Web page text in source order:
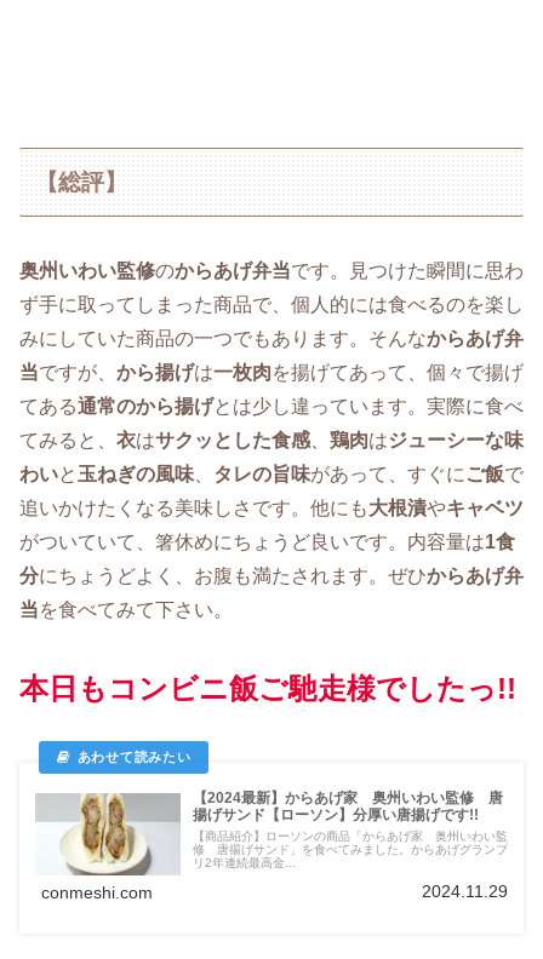
【総評】
奥州いわい監修のからあげ弁当です。見つけた瞬間に思わ
ず手に取ってしまった商品で、個人的には食べるのを楽し
みにしていた商品の一つでもあります。そんなからあげ弁
当ですが、 から揚げは一枚肉を揚げてあって、個々で揚げ
てある通常のから揚げとは少し違っています。実際に食べ
てみると、 衣はサクッとした食感 鶏肉はジューシーな味
わいと 玉ねぎの風味 タレの旨味があって、すぐに ご飯で
追いかけたくなる美味しさです。他にも大根漬やキャベツ
がついていて、箸休めにちょうど良いです。内容量は1食
分にちょうどよく、お腹も満たされます。ぜひからあげ弁
当を食べてみて下さい。
本日もコンビニ飯ご馳走様でしたっ!!
【2024最新】からあげ家 奥州いわい監修 唐
揚げサンド【ローソン】分厚い唐揚げです!!
【商品紹介】ローソンの商品「からあげ家 奥州いわい監
修 唐揚げサンド」を食べてみました。からあげグランプ
リ2年連続最高金...
conmeshi.com 2024.11.29